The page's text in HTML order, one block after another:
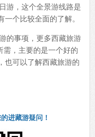
游，这个全景游线路是
个比较全面的了解。
事项，更多西藏旅游
，主要的是一个好的
也可以了解西藏旅游的
进藏游疑问！